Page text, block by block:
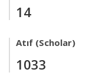
14
Atıf (Scholar)
1033